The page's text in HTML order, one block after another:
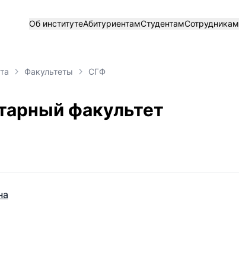
Об институтеАбитуриентамСтудентамСотрудникам
Факультеты СГФ
факультет